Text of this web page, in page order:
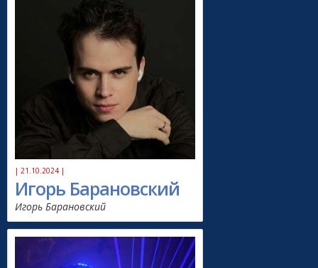
| 21.10.2024 |
Игорь Барановский
Игорь Барановский